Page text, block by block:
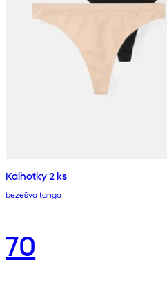
Kalhotky 2 ks
bezešvá tanga
70